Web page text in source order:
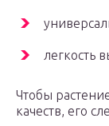
легкость
Чтобы
качеств, его